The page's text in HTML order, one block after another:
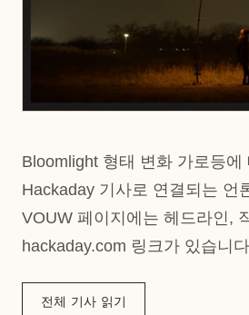
Bloomlight 형태 변화 가로등에
Hackaday 기사로 연결되는 언
VOUW 페이지에는 헤드라인,
hackaday.com 링크가 있습니
전체 기사 읽기